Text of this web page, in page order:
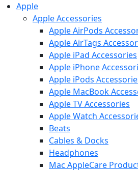
Apple
Apple Accessories
Apple AirPods
Apple AirTags
Apple iPad Accessories
Apple iPhone
Apple iPods
Apple MacBook
Apple TV Accessories
Apple Watch
Beats
Cables & Docks
Headphones
Mac AppleCare